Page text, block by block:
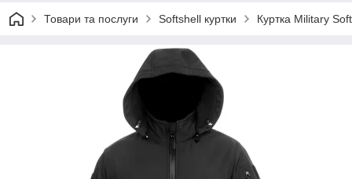
Товари та послуги Softshell куртки Куртка Military